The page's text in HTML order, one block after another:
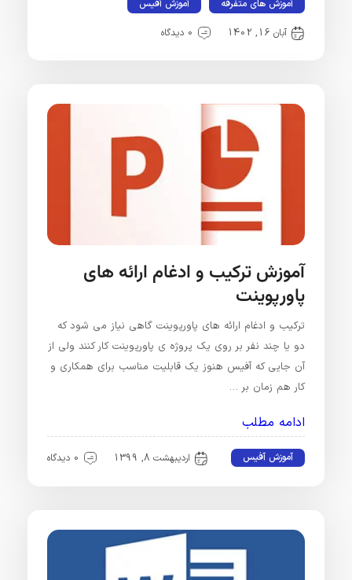
آموزش های متفرقه آموزش آفیس
آبان 16, 1402 0 دیدگاه
آموزش ترکیب و ادغام ارائه های
پاورپوینت
ترکیب و ادغام ارائه های پاورپوینت گاهی نیاز می شود که
دو یا چند نفر بر روی یک پروژه ی پاورپوینت کار کنند ولی از
آن جایی که آفیس هنوز یک قابلیت مناسب برای همکاری و
کار هم زمان بر …
ادامه مطلب
آموزش آفیس اردیبهشت 8, 1399 0 دیدگاه